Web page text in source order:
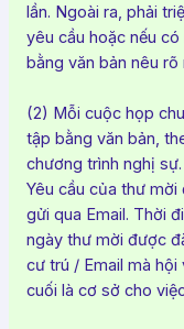
lần. Ngoài ra, phải
yêu cầu hoặc nếu
bằng văn bản nêu
(2) Mỗi cuộc họp
tập bằng văn bản,
chương trình nghị sự.
Yêu cầu của thư
gửi qua Email. Thời
ngày thư mời được
cư trú / Email mà hội
cuối là cơ sở cho